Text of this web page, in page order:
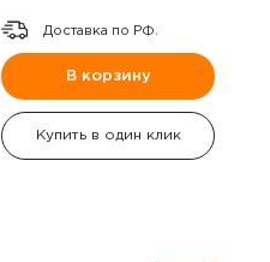
Доставка по РФ.
В корзину
Купить в один клик